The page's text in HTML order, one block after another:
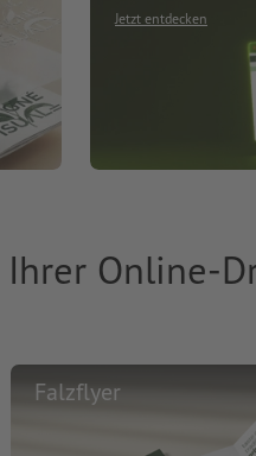
Jetzt entdecken
Online-
Falzflyer